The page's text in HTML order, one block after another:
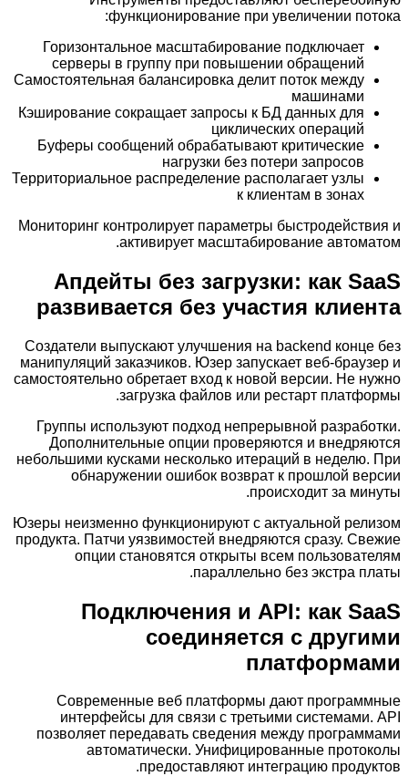
функционирование при увеличении потока:
Горизонтальное масштабирование подключает
серверы в группу при повышении обращений
Самостоятельная балансировка делит поток между
машинами
Кэширование сокращает запросы к БД данных для
циклических операций
Буферы сообщений обрабатывают критические
нагрузки без потери запросов
Территориальное распределение располагает узлы
к клиентам в зонах
Мониторинг контролирует параметры быстродействия и
активирует масштабирование автоматом.
Апдейты без загрузки: как SaaS
развивается без участия клиента
Создатели выпускают улучшения на backend конце без
манипуляций заказчиков. Юзер запускает веб-браузер и
самостоятельно обретает вход к новой версии. Не нужно
загрузка файлов или рестарт платформы.
Группы используют подход непрерывной разработки.
Дополнительные опции проверяются и внедряются
небольшими кусками несколько итераций в неделю. При
обнаружении ошибок возврат к прошлой версии
происходит за минуты.
Юзеры неизменно функционируют с актуальной релизом
продукта. Патчи уязвимостей внедряются сразу. Свежие
опции становятся открыты всем пользователям
параллельно без экстра платы.
Подключения и API: как SaaS
соединяется с другими
платформами
Современные веб платформы дают программные
интерфейсы для связи с третьими системами. API
позволяет передавать сведения между программами
автоматически. Унифицированные протоколы
предоставляют интеграцию продуктов.